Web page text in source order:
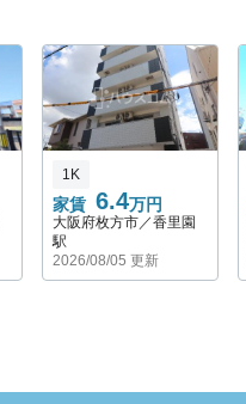
家賃 6.4万円
1K
大阪府枚方市／香里園
駅
2026/08/05 更新